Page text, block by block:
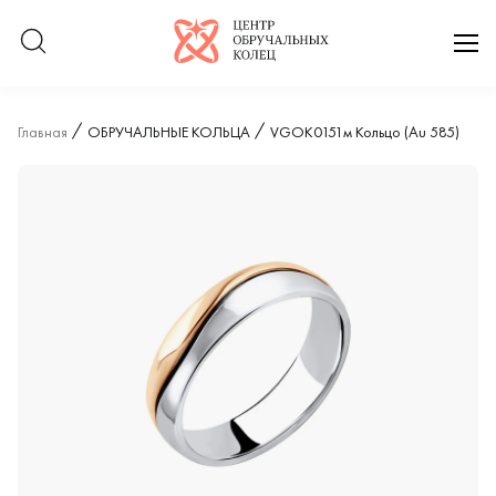
Логотип компании
Главная ОБРУЧАЛЬНЫЕ КОЛЬЦА VGOK0151м Кольцо (Au 585)